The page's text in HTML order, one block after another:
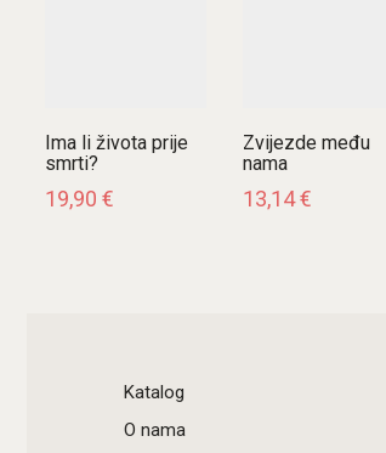
Ima li života prije
smrti?
19,90 €
Zvijezde među
nama
13,14€
Katalog
O nama